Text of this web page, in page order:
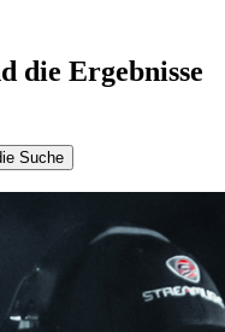
die Ergebnisse
Suche